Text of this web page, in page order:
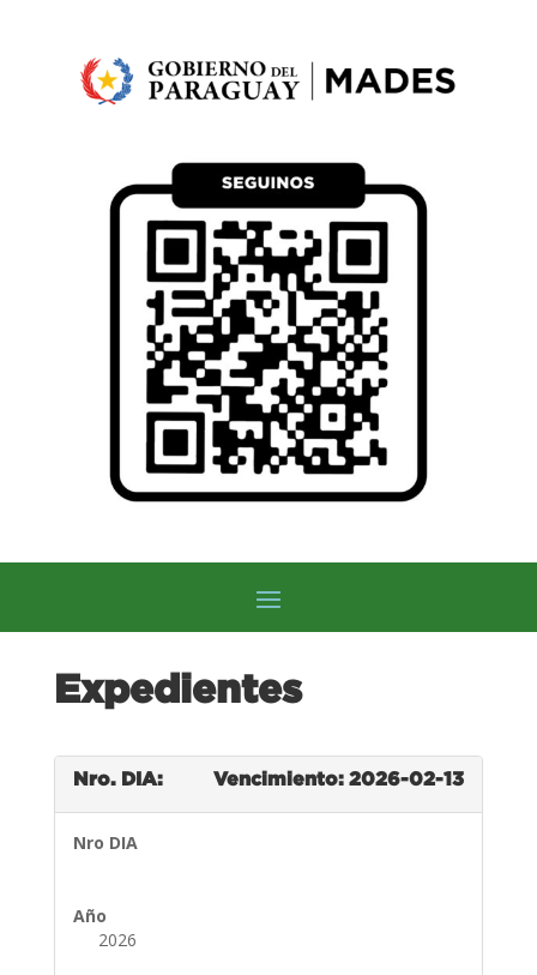
Expedientes
Nro. DIA: Vencimiento: 2026-02-13
Nro DIA
Año
2026